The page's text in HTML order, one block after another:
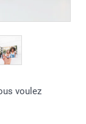
voulez